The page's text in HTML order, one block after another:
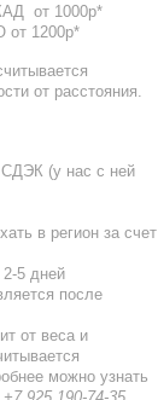
от 1000р*
от 1200р*
от расстояния.
СДЭК (у нас с ней
в регион за счет
5 дней
после
от веса и
можно узнать